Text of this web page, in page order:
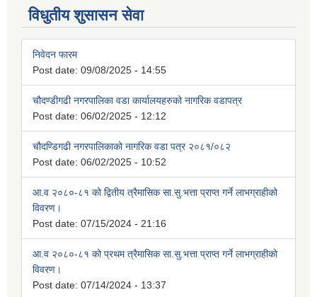
विधुतीय शुसासन सेवा
निवेदन फारम
Post date: 09/08/2025 - 14:55
चौदण्डीगढी नगरपालिका वडा कार्यालयहरुको नागरिक वडापत्र
Post date: 06/02/2025 - 12:12
चौदण्डिगढी नगरपालिकाको नागरिक वडा पत्र २०८१/०८२
Post date: 06/02/2025 - 10:52
आ.व २०८०-८१ को द्वितीय त्रैमासिक सा.सु.भत्ता प्राप्त गर्ने लाभग्राहीको
विवरण।
Post date: 07/15/2024 - 21:16
आ.व २०८०-८१ को प्रथम त्रैमासिक सा.सु.भत्ता प्राप्त गर्ने लाभग्राहीको
विवरण।
Post date: 07/14/2024 - 13:37